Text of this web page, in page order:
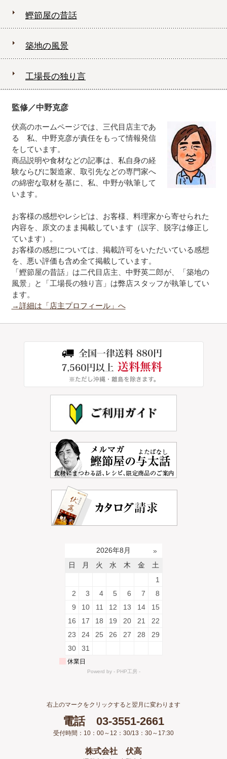
鰹節屋の昔話
築地の風景
工場長の独り言
監修／中野克彦
伏高のホームページでは、三代目店主であ
る 私、中野克彦が責任をもって情報発信
をしています。
商品説明や食材などの記事は、私自身の経
験ならびに製造家、取引先などの専門家へ
の綿密な取材を基に、私、中野が執筆して
います。
お客様の感想やレシピは、お客様、料理家から寄せられた
内容を、原文のまま掲載しています（誤字、脱字は修正し
ています）。
お客様の感想については、掲載許可をいただいている感想
を、悪い評価も含め全て掲載しています。
「鰹節屋の昔話」は二代目店主、中野英二郎が、「築地の
風景」と「工場長の独り言」は弊店スタッフが執筆してい
ます。
→詳細は「店主プロフィール」へ
右上のマークをクリックすると翌月に変わります
電話 03-3551-2661
受付時間：10：00～12：30/13：30～17:30
株式会社 伏高